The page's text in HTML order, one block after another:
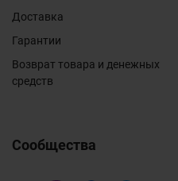
Доставка
Гарантии
Возврат товара и денежных
средств
Сообщества